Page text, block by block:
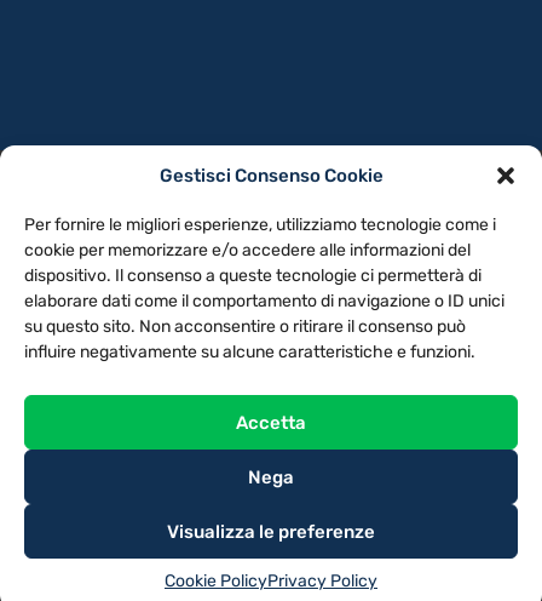
Gestisci Consenso Cookie
Per fornire le migliori esperienze, utilizziamo tecnologie come i
cookie per memorizzare e/o accedere alle informazioni del
dispositivo. Il consenso a queste tecnologie ci permetterà di
elaborare dati come il comportamento di navigazione o ID unici
su questo sito. Non acconsentire o ritirare il consenso può
influire negativamente su alcune caratteristiche e funzioni.
Accetta
Nega
Visualizza le preferenze
Cookie PolicyPrivacy Policy
NOTE LEGALI
CONTATTACI PREFERENZE
TV LIBERA S.P.A.
Via Monteleonese 95/21 – 51100 Pistoia (PT)
Tel. 0573.9136 / Fax 0573.913615